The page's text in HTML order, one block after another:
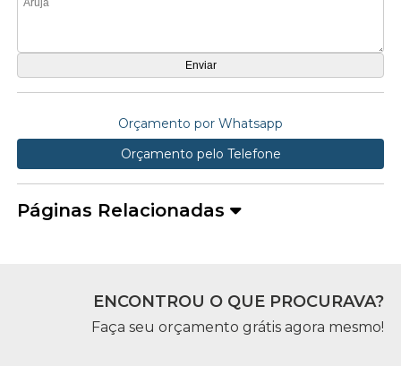
Orçamento por Whatsapp
Orçamento pelo Telefone
Páginas Relacionadas
ENCONTROU O QUE PROCURAVA?
Faça seu orçamento grátis agora mesmo!